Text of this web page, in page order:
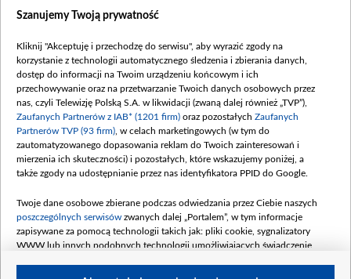
Dofinansowanie 635 783 051,21 PLN
(wpłata wrzesień 100 mln, październik 350
mln, listopad 265 mln)
Dofinansowanie 48 862 000,00 PLN
Data podpisania umowy: GRUDZIEŃ 2025
(wpłata grudzień 60,548 mln)
Dofinansowanie 900 000 000,00 PLN
Data podpisania umowy: LUTY 2026 (wpłata
kwiecień 180 mln, 7 maja 180 mln, 8
czerwca 90 mln)
Dofinansowanie 250 000 000,00 PLN
Szanujemy Twoją prywatność
Kliknij "Akceptuję i przechodzę do serwisu", aby wyrazić zgody na
korzystanie z technologii automatycznego śledzenia i zbierania danych,
dostęp do informacji na Twoim urządzeniu końcowym i ich
przechowywanie oraz na przetwarzanie Twoich danych osobowych przez
nas, czyli Telewizję Polską S.A. w likwidacji (zwaną dalej również „TVP”),
Zaufanych Partnerów z IAB* (1201 firm) oraz pozostałych Zaufanych
Partnerów TVP (93 firm) , w celach marketingowych (w tym do
zautomatyzowanego dopasowania reklam do Twoich zainteresowań i
mierzenia ich skuteczności) i pozostałych, które wskazujemy poniżej, a
także zgody na udostępnianie przez nas identyfikatora PPID do Google.
Twoje dane osobowe zbierane podczas odwiedzania przez Ciebie naszych
poszczególnych serwisów zwanych dalej „Portalem”, w tym informacje
zapisywane za pomocą technologii takich jak: pliki cookie, sygnalizatory
WWW lub innych podobnych technologii umożliwiających świadczenie